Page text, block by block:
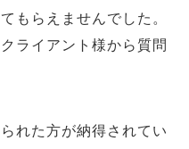
もらえませんでした。
ライアント様から質問
れた方が納得されてい